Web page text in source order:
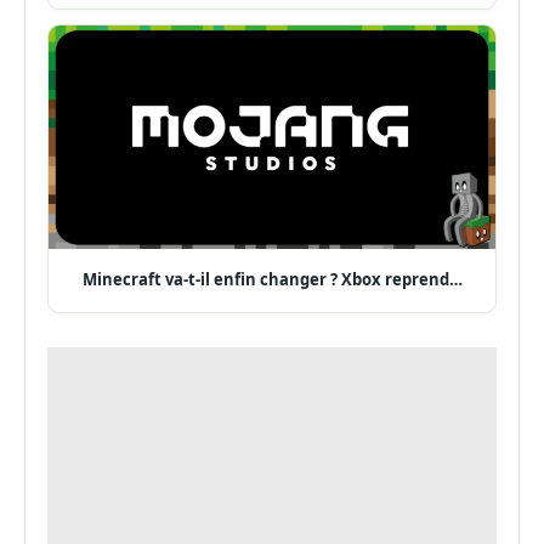
Minecraft va-t-il enfin changer ? Xbox reprend…